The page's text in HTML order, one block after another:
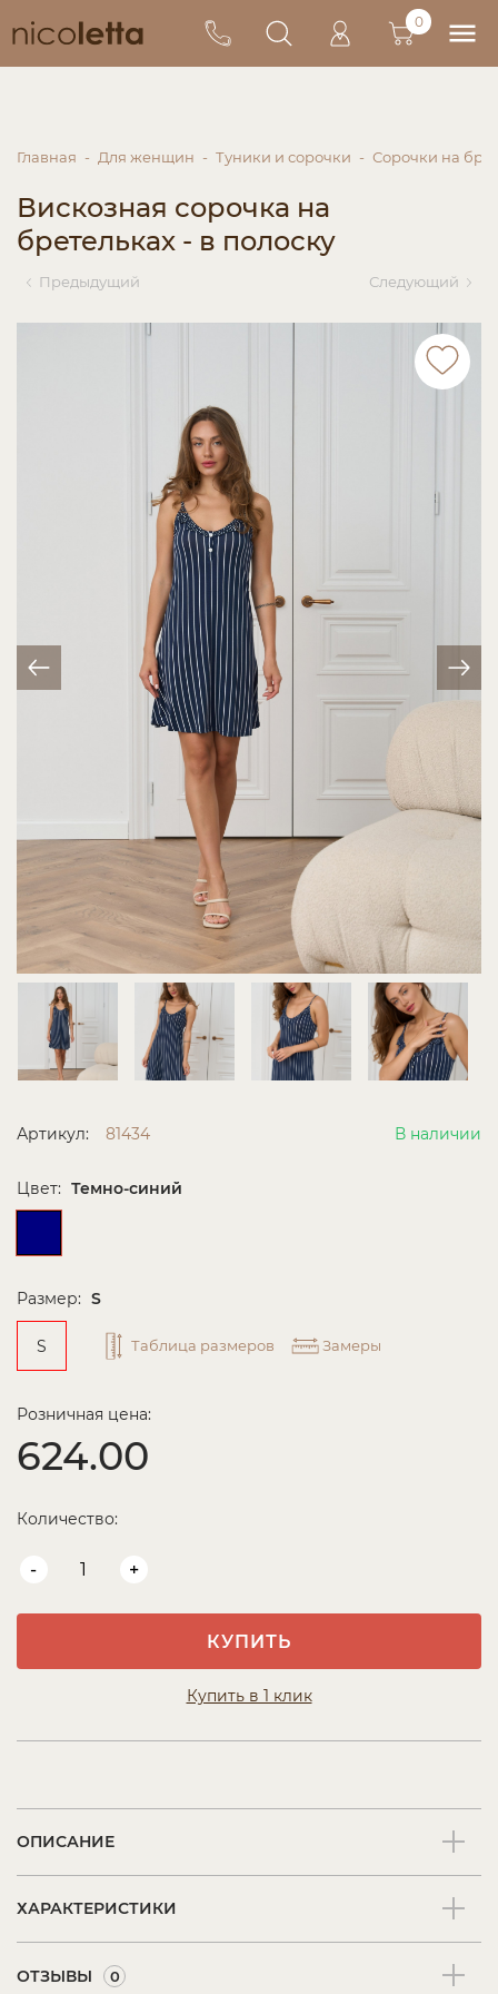
0
Главная Для женщин Туники и сорочки Сорочки на
Вискозная сорочка на
бретельках - в полоску
Предыдущий Следующий
Артикул: 81434 В наличии
Цвет: Темно-синий
Размер: S
S Таблица размеров Замеры
Розничная цена:
624.00
Количество:
- +
КУПИТЬ
Купить в 1 клик
ОПИСАНИЕ
ХАРАКТЕРИСТИКИ
ОТЗЫВЫ 0